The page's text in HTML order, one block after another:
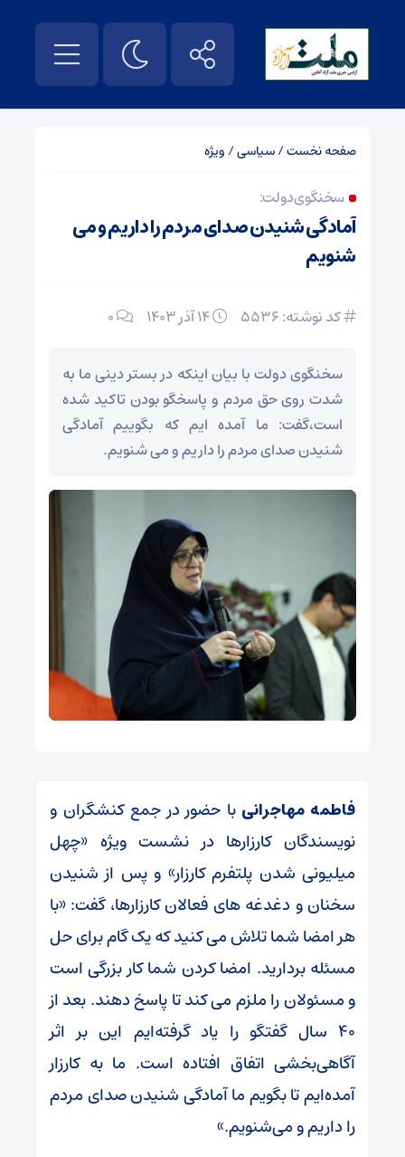
صفحه نخست/سیاسی/ ویژه
سخنگوی دولت:
آمادگی شنیدن صدای مردم را داریم و می
شنویم
کد نوشته: 5536 0
سخنگوی دولت با بیان اینکه در بستر دینی ما به
شدت روی حق مردم و پاسخگو بودن تاکید شده
است،گفت: ما آمده ایم که بگوییم آمادگی
شنیدن صدای مردم را داریم و می شنویم.
فاطمه مهاجرانی با حضور در جمع کنشگران و
نویسندگان کارزارها در نشست ویژه «چهل
میلیونی شدن پلتفرم کارزار» و پس از شنیدن
سخنان و دغدغه های فعالان کارزارها، گفت: «با
هر امضا شما تلاش می کنید که یک گام برای حل
مسئله بردارید. امضا کردن شما کار بزرگی است
و مسئولان را ملزم می کند تا پاسخ دهند. بعد از
۴۰ سال گفتگو را یاد گرفته‌ایم این بر اثر
آگاهی‌بخشی اتفاق افتاده است. ما به کارزار
آمده‌ایم تا بگویم ما آمادگی شنیدن صدای مردم
را داریم و می‌شنویم.»